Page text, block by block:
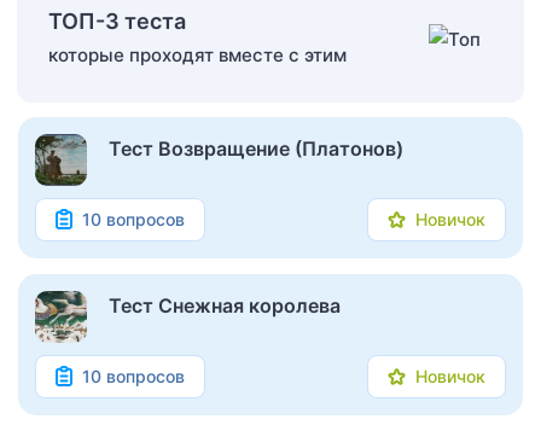
ТОП-3 теста
которые проходят вместе с этим
Тест Возвращение (Платонов)
10 вопросов Новичок
Тест Снежная королева
10 вопросов Новичок